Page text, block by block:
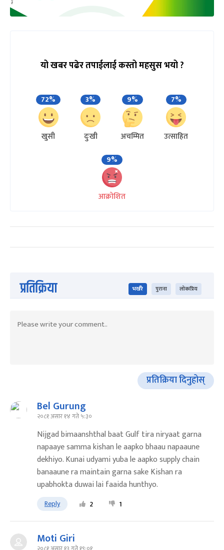
यो खबर पढेर तपाईलाई कस्तो महसुस भयो ?
72%
खुसी
3%
दुःखी
9%
अचम्मित
7%
उत्साहित
9%
आक्रोशित
प्रतिक्रिया भर्खरै पुराना लोकप्रिय
प्रतिक्रिया दिनुहोस्
Bel Gurung
२०८१ असार १४ गते ५:३०
Nijgad bimaanshthal baat Gulf tira niryaat garna
napaaye samma kishan le aapko bhaau napaaune
dekhiyo. Kunai udyami yuba le aapko supply chain
banaaune ra maintain garna sake Kishan ra
upabhokta duwai lai faaida hunthyo.
Reply 2 1
Moti Giri